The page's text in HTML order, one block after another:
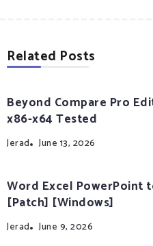
Related Posts
Beyond Compare Pro
x86-x64 Tested
Jerad June 13, 2026
Word Excel PowerPoint
[Patch] [Windows]
Jerad June 9, 2026